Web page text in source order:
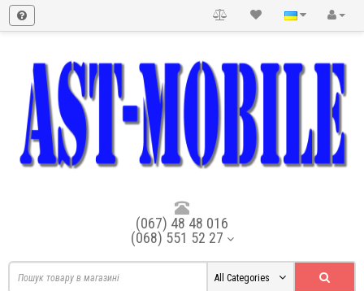
(067) 48 48 016
(068) 551 52 27
All Categories